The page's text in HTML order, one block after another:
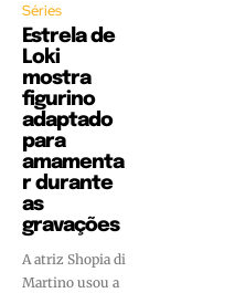
Séries
Estrela de
Loki
mostra
figurino
adaptado
para
amamenta
r durante
as
gravações
A atriz Shopia di
Martino usou a